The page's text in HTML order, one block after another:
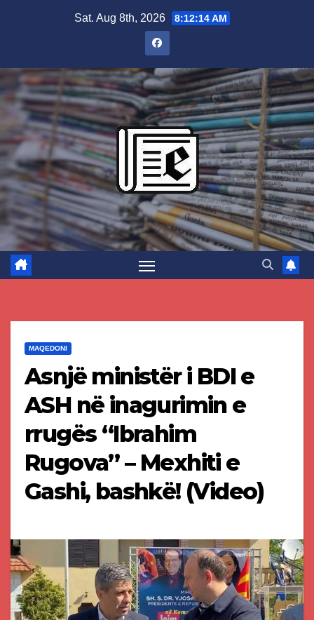
Sat. Aug 8th, 2026 8:12:15 AM
MAQEDONI
Asnjë ministër i BDI e
ASH në inagurimin e
rrugës “Ibrahim
Rugova” – Mexhiti e
Gashi, bashkë! (Video)